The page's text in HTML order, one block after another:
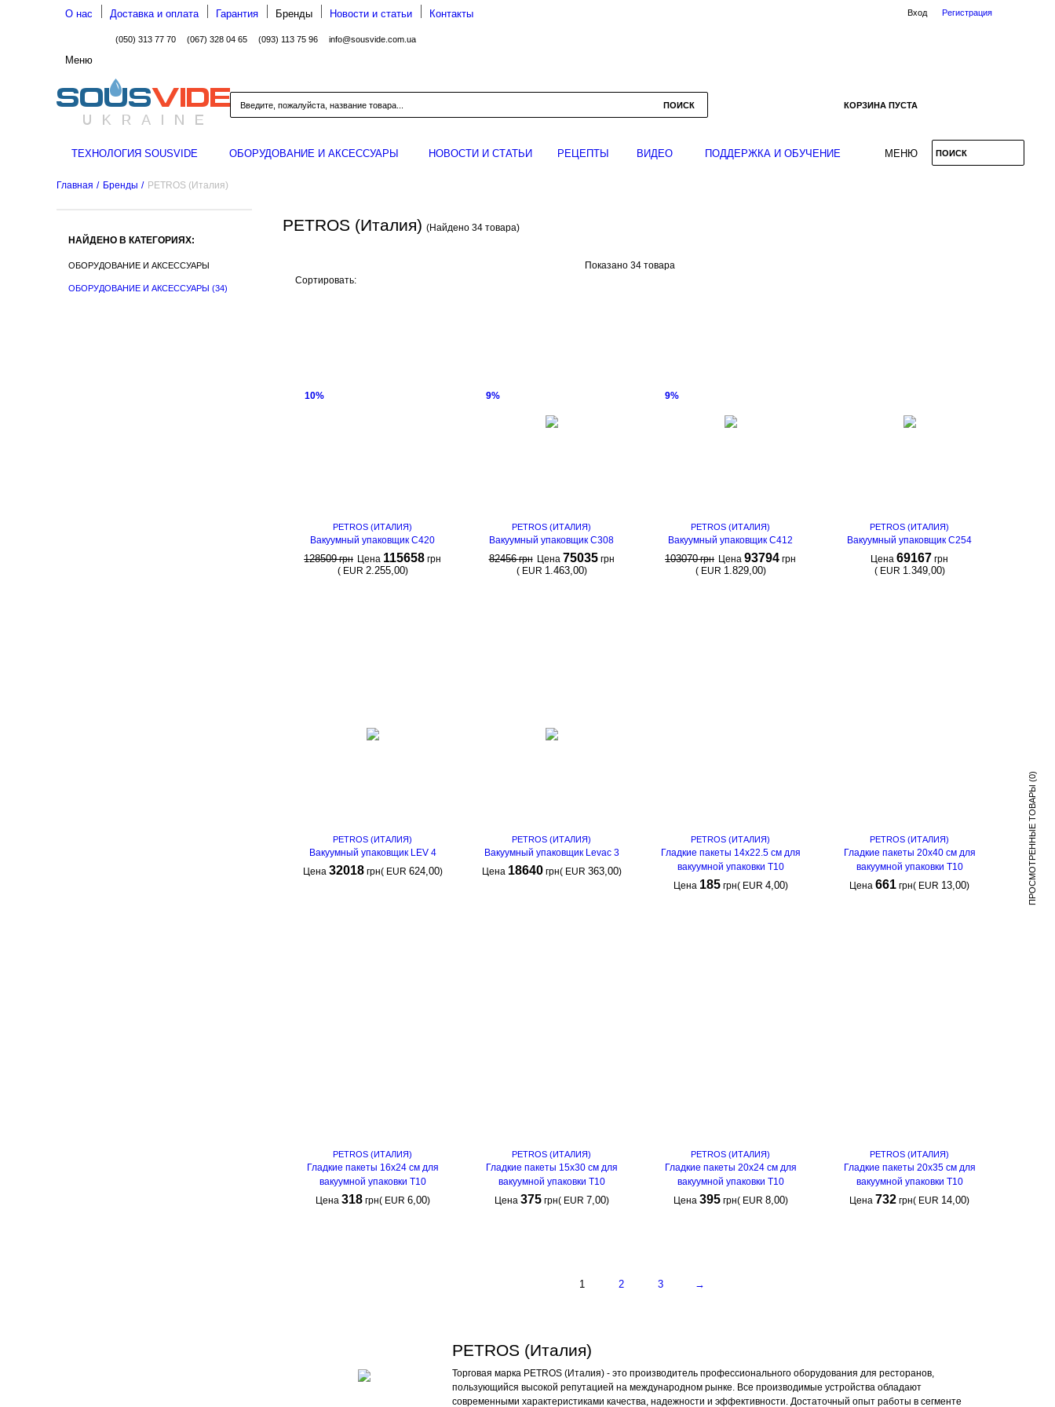
О нас Доставка и оплата Гарантия Бренды Новости и статьи Контакты
(050) 313 77 70 (067) 328 04 65 (093) 113 75 96 info@sousvide.com.ua
Меню
Вход Регистрация
ПОИСК КОРЗИНА ПУСТА
ТЕХНОЛОГИЯ SOUSVIDE ОБОРУДОВАНИЕ И АКСЕССУАРЫ НОВОСТИ И СТАТЬИ РЕЦЕПТЫ ВИДЕО ПОДДЕРЖКА И ОБУЧЕНИЕ МЕНЮ ПОИСК
ПОИСК
Главная / Бренды / PETROS (Италия)
НАЙДЕНО В КАТЕГОРИЯХ:
ОБОРУДОВАНИЕ И АКСЕССУАРЫ
ОБОРУДОВАНИЕ И АКСЕССУАРЫ (34)
PETROS (Италия) (Найдено 34 товара)
Показано 34 товара
Сортировать:
10%
PETROS (ИТАЛИЯ)
Вакуумный упаковщик С420
128509 грн Цена 115658 грн
( EUR 2.255,00)
9%
PETROS (ИТАЛИЯ)
Вакуумный упаковщик C308
82456 грн Цена 75035 грн
( EUR 1.463,00)
9%
PETROS (ИТАЛИЯ)
Вакуумный упаковщик С412
103070 грн Цена 93794 грн
( EUR 1.829,00)
PETROS (ИТАЛИЯ)
Вакуумный упаковщик С254
Цена 69167 грн
( EUR 1.349,00)
PETROS (ИТАЛИЯ)
Вакуумный упаковщик LEV 4
Цена 32018 грн( EUR 624,00)
PETROS (ИТАЛИЯ)
Вакуумный упаковщик Levac 3
Цена 18640 грн( EUR 363,00)
PETROS (ИТАЛИЯ)
Гладкие пакеты 14х22.5 см для
вакуумной упаковки Т10
Цена 185 грн( EUR 4,00)
PETROS (ИТАЛИЯ)
Гладкие пакеты 20х40 см для
вакуумной упаковки Т10
Цена 661 грн( EUR 13,00)
PETROS (ИТАЛИЯ)
Гладкие пакеты 16х24 см для
вакуумной упаковки Т10
Цена 318 грн( EUR 6,00)
PETROS (ИТАЛИЯ)
Гладкие пакеты 15х30 см для
вакуумной упаковки Т10
Цена 375 грн( EUR 7,00)
PETROS (ИТАЛИЯ)
Гладкие пакеты 20х24 см для
вакуумной упаковки Т10
Цена 395 грн( EUR 8,00)
PETROS (ИТАЛИЯ)
Гладкие пакеты 20х35 см для
вакуумной упаковки Т10
Цена 732 грн( EUR 14,00)
1 2 3 →
PETROS (Италия)
Торговая марка PETROS (Италия) - это производитель профессионального оборудования для ресторанов,
пользующийся высокой репутацией на международном рынке. Все производимые устройства обладают
современными характеристиками качества, надежности и эффективности. Достаточный опыт работы в сегменте
ПРОСМОТРЕННЫЕ ТОВАРЫ
(0)